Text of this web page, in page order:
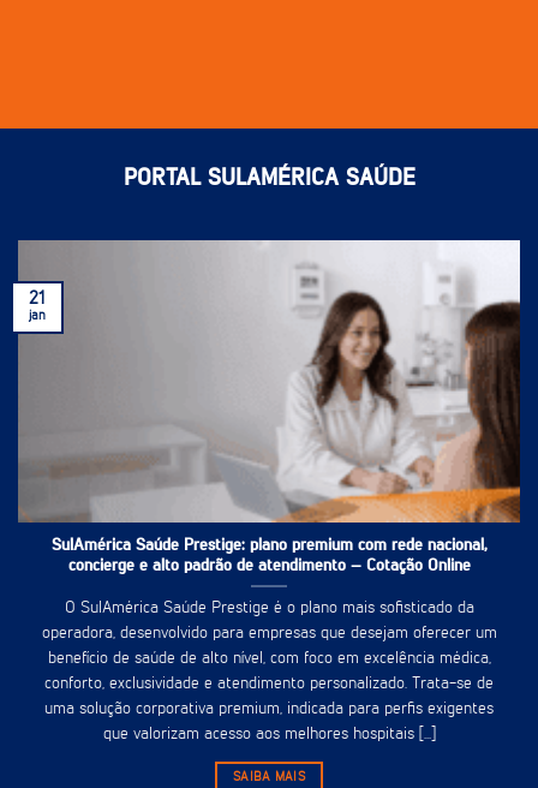
PORTAL SULAMÉRICA SAÚDE
SulAmérica Saúde Prestige: plano premium com rede nacional,
concierge e alto padrão de atendimento – Cotação Online
O SulAmérica Saúde Prestige é o plano mais sofisticado da
operadora, desenvolvido para empresas que desejam oferecer um
benefício de saúde de alto nível, com foco em excelência médica,
conforto, exclusividade e atendimento personalizado. Trata-se de
uma solução corporativa premium, indicada para perfis exigentes
que valorizam acesso aos melhores hospitais [...]
SAIBA MAIS
21
jan